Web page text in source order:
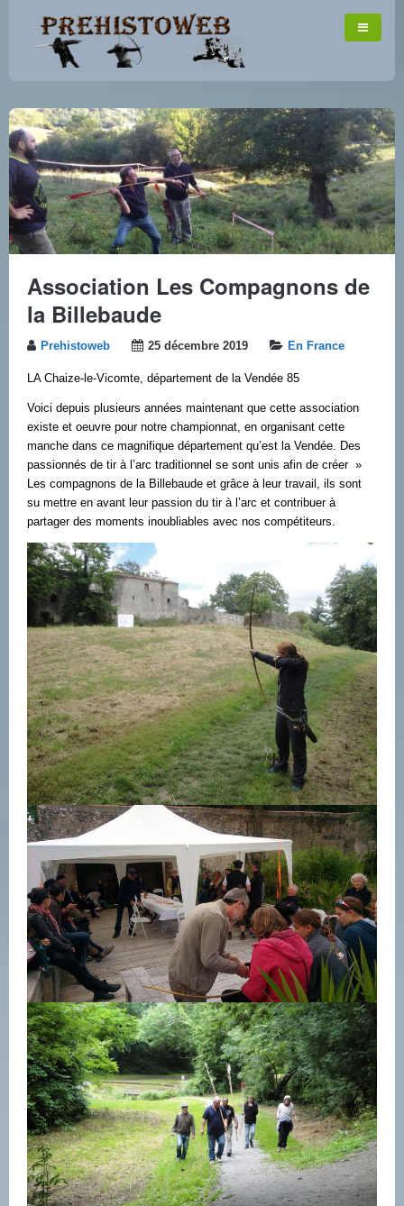
Association Les Compagnons de
la Billebaude
Prehistoweb 25 décembre 2019 En France
LA Chaize-le-Vicomte, département de la Vendée 85
Voici depuis plusieurs années maintenant que cette association
existe et oeuvre pour notre championnat, en organisant cette
manche dans ce magnifique département qu’est la Vendée. Des
passionnés de tir à l’arc traditionnel se sont unis afin de créer »
Les compagnons de la Billebaude et grâce à leur travail, ils sont
su mettre en avant leur passion du tir à l’arc et contribuer à
partager des moments inoubliables avec nos compétiteurs.